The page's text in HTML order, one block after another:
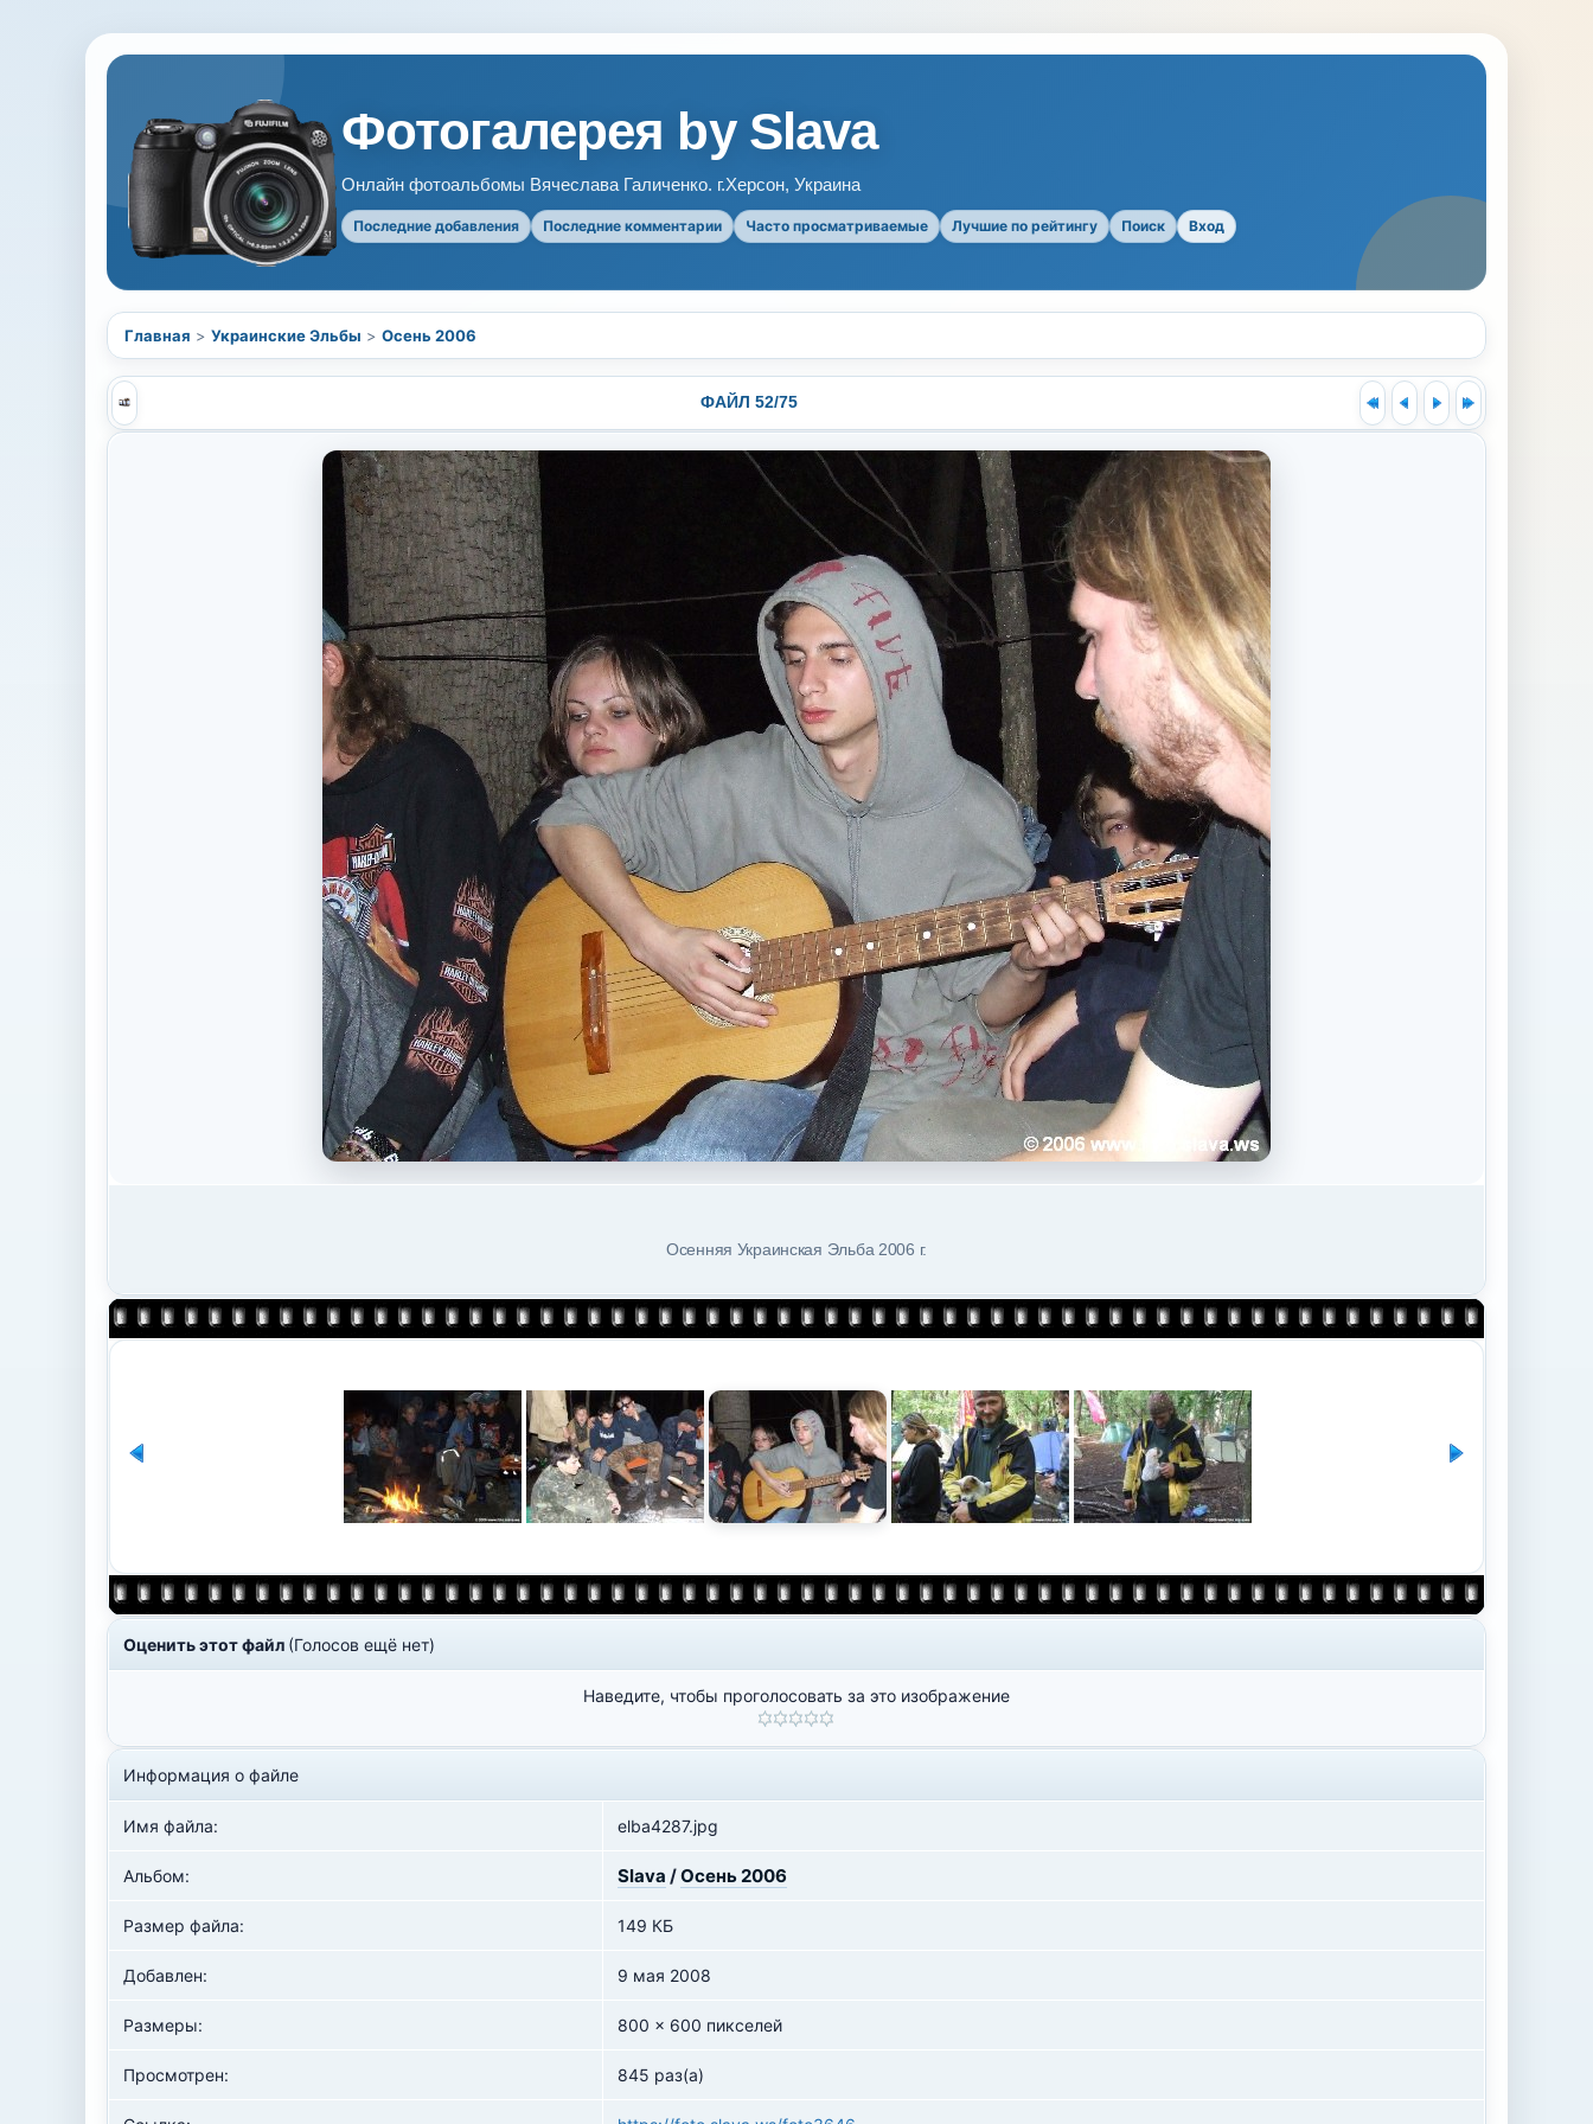
Фотогалерея by Slava
Онлайн фотоальбомы Вячеслава Галиченко. г.Херсон, Украина
Последние добавления Последние комментарии Часто просматриваемые Лучшие по рейтингу Поиск Вход
Главная > Украинские Эльбы > Осень 2006
ФАЙЛ 52/75
Осенняя Украинская Эльба 2006 г.
Оценить этот файл (Голосов ещё нет)
Наведите, чтобы проголосовать за это изображение
Информация о файле
Имя файла: elba4287.jpg
Альбом: Slava /Осень 2006
Размер файла: 149 КБ
Добавлен: 9 мая 2008
Размеры: 800 x 600 пикселей
Просмотрен: 845 раз(а)